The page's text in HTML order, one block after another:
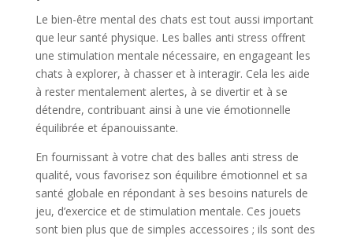
Le bien-être mental des chats est tout aussi important
que leur santé physique. Les balles anti stress offrent
une stimulation mentale nécessaire, en engageant les
chats à explorer, à chasser et à interagir. Cela les aide
à rester mentalement alertes, à se divertir et à se
détendre, contribuant ainsi à une vie émotionnelle
équilibrée et épanouissante.
En fournissant à votre chat des balles anti stress de
qualité, vous favorisez son équilibre émotionnel et sa
santé globale en répondant à ses besoins naturels de
jeu, d’exercice et de stimulation mentale. Ces jouets
sont bien plus que de simples accessoires ; ils sont des